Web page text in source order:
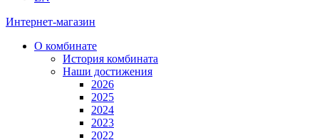
Интернет-магазин
О комбинате
История комбината
Наши достижения
2026
2025
2024
2023
2022